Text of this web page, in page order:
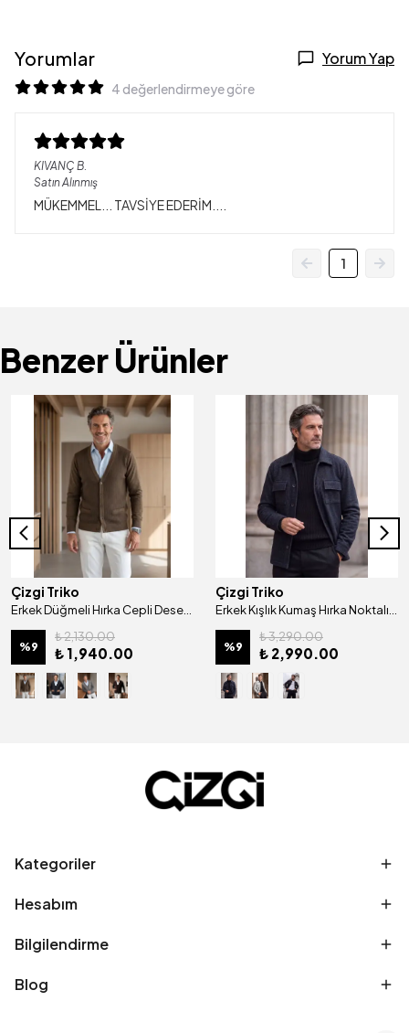
Yorumlar Yorum Yap
4 değerlendirmeye göre
KIVANÇ B.
Satın Alınmış
MÜKEMMEL... TAVSİYE EDERİM....
1
Benzer Ürünler
Çizgi Triko
Erkek Düğmeli Hırka Cepli Desenli Çelik Örgü Klasik Kalıp - 5205M
%9
₺ 2,130.00
₺ 1,940.00
Çizgi Triko
Erkek Kışlık Kumaş Hırka Noktalı Desenli Klasik Kalıp - 5233G
%9
₺ 3,290.00
₺ 2,990.00
Kategoriler
Hesabım
Bilgilendirme
Blog